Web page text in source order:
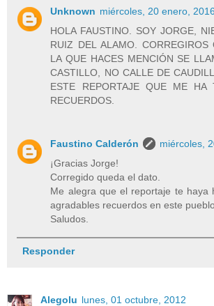
Unknown miércoles, 20 enero, 2016
HOLA FAUSTINO. SOY JORGE,
RUIZ DEL ALAMO.
LA QUE HACES MENCIÓN SE
CASTILLO, NO CALLE DE
ESTE REPORTAJE QUE ME HA
RECUERDOS.
Faustino Calderón
miércoles,
¡Gracias Jorge!
Corregido queda el dato.
Me alegra que el reportaje te haya
agradables recuerdos en este
Saludos.
Responder
Alegolu lunes, 01 octubre, 2012